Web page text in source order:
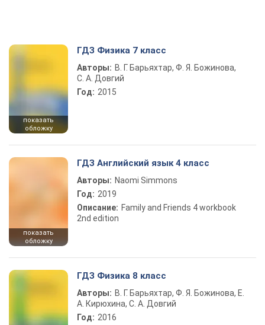
показать
обложку
ГДЗ Физика 7 класс
Авторы: В. Г. Барьяхтар, Ф. Я. Божинова,
С. А. Довгий
Год: 2015
показать
обложку
ГДЗ Английский язык 4 класс
Авторы: Naomi Simmons
Год: 2019
Описание: Family and Friends 4 workbook
2nd edition
ГДЗ Физика 8 класс
Авторы: В. Г. Барьяхтар, Ф. Я. Божинова, Е.
А. Кирюхина, С. А. Довгий
Год: 2016